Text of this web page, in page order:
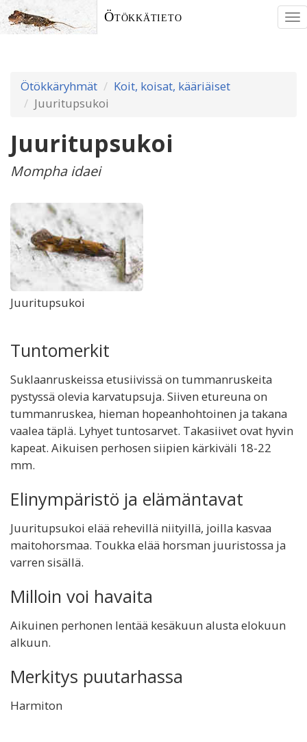
Ötökkätieto
Ötökkäryhmät
Koit, koisat, kääriäiset
Juuritupsukoi
Juuritupsukoi
Mompha idaei
Juuritupsukoi
Tuntomerkit
Suklaanruskeissa etusiivissä on tummanruskeita
pystyssä olevia karvatupsuja. Siiven etureuna on
tummanruskea, hieman hopeanhohtoinen ja takana
vaalea täplä. Lyhyet tuntosarvet. Takasiivet ovat hyvin
kapeat. Aikuisen perhosen siipien kärkiväli 18-22
mm.
Elinympäristö ja elämäntavat
Juuritupsukoi elää rehevillä niityillä, joilla kasvaa
maitohorsmaa. Toukka elää horsman juuristossa ja
varren sisällä.
Milloin voi havaita
Aikuinen perhonen lentää kesäkuun alusta elokuun
alkuun.
Merkitys puutarhassa
Harmiton